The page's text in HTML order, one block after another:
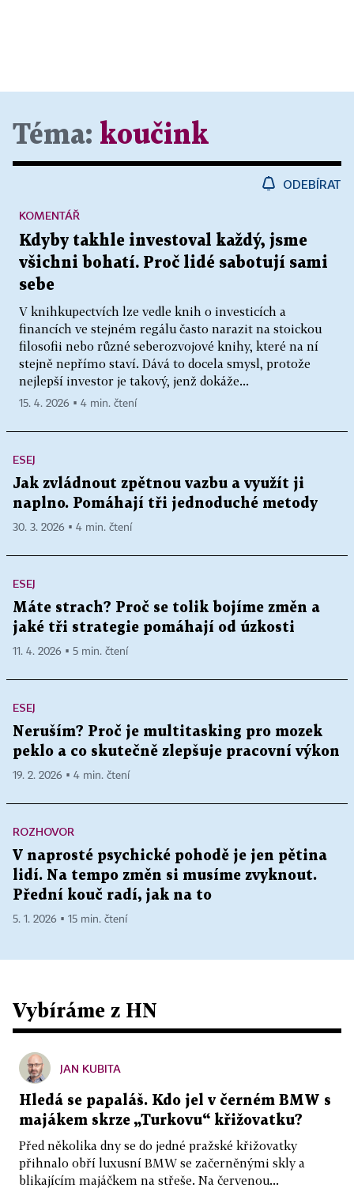
Téma: koučink
ODEBÍRAT
Kdyby takhle investoval každý, jsme
všichni bohatí. Proč lidé sabotují sami
sebe
V knihkupectvích lze vedle knih o investicích a
financích ve stejném regálu často narazit na stoickou
filosofii nebo různé seberozvojové knihy, které na ní
stejně nepřímo staví. Dává to docela smysl, protože
nejlepší investor je takový, jenž dokáže...
KOMENTÁŘ
15. 4. 2026 ▪ 4 min. čtení
ESEJ
Jak zvládnout zpětnou vazbu a využít ji
naplno. Pomáhají tři jednoduché metody
30. 3. 2026 ▪ 4 min. čtení
ESEJ
Máte strach? Proč se tolik bojíme změn a
jaké tři strategie pomáhají od úzkosti
11. 4. 2026 ▪ 5 min. čtení
ESEJ
Neruším? Proč je multitasking pro mozek
peklo a co skutečně zlepšuje pracovní výkon
19. 2. 2026 ▪ 4 min. čtení
ROZHOVOR
V naprosté psychické pohodě je jen pětina
lidí. Na tempo změn si musíme zvyknout.
Přední kouč radí, jak na to
5. 1. 2026 ▪ 15 min. čtení
Vybíráme z HN
JAN KUBITA
Hledá se papaláš. Kdo jel v černém BMW s
majákem skrze „Turkovu“ křižovatku?
Před několika dny se do jedné pražské křižovatky
přihnalo obří luxusní BMW se začerněnými skly a
blikajícím majáčkem na střeše. Na červenou...